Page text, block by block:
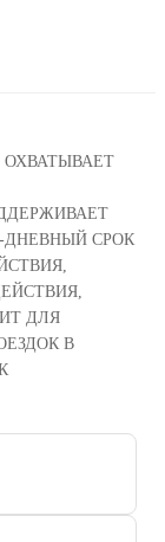
ОХВАТЫВАЕТ
СРОК
ДЛЯ
В